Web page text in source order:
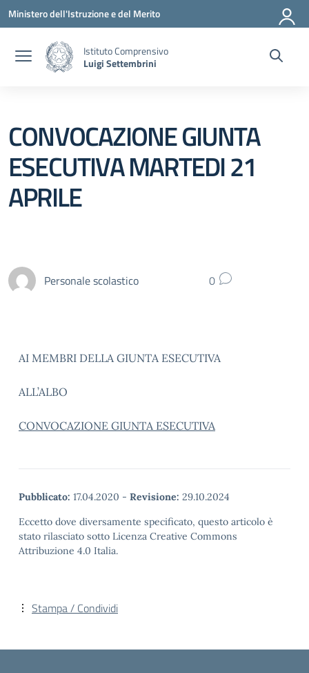
Vai ai contenuti
Vai al menu di navigazione
Vai al footer
Ministero dell'Istruzione e del Merito
Istituto Comprensivo
Luigi Settembrini
CONVOCAZIONE GIUNTA
ESECUTIVA MARTEDI 21
APRILE
Personale scolastico 0
AI MEMBRI DELLA GIUNTA ESECUTIVA
ALL’ALBO
CONVOCAZIONE GIUNTA ESECUTIVA
Pubblicato: 17.04.2020 - Revisione: 29.10.2024
Eccetto dove diversamente specificato, questo articolo è
stato rilasciato sotto Licenza Creative Commons
Attribuzione 4.0 Italia.
Stampa / Condividi